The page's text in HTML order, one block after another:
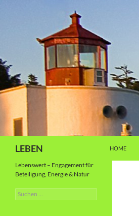
LEBEN HOME
Lebenswert – Engagement für
Beteiligung, Energie & Natur
Suche
nach: